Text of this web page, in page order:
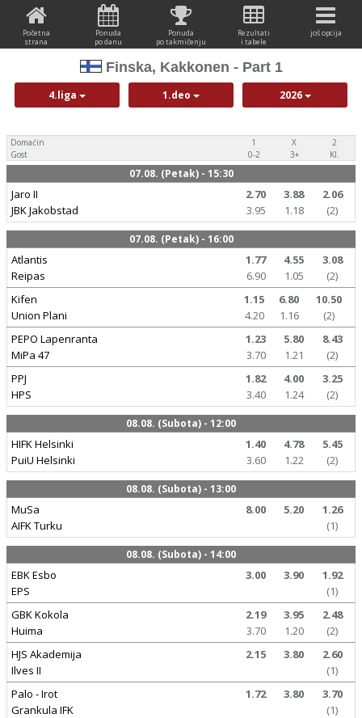
Početna
strana
Ponuda
po danu
Ponuda
po takmičenju
Rezultati
i tabele
još opcija
Finska, Kakkonen - Part 1
4.liga 1.deo 2026
Domaćin
Gost
1 X
2
0-2
3+ Kl.
07.08. (Petak) - 15:30
Jaro II
JBK Jakobstad
2.70 3.88
2.06
3.95
1.18 (2)
07.08. (Petak) - 16:00
Atlantis
Reipas
1.77 4.55
3.08
6.90
1.05
(2)
Kifen
Union Plani
1.15 6.80
10.50
4.20
1.16
(2)
PEPO Lapenranta
MiPa 47
1.23 5.80
8.43
3.70
1.21
(2)
PPJ
HPS
1.82 4.00
3.25
3.40
1.24 (2)
08.08. (Subota) - 12:00
HIFK Helsinki
PuiU Helsinki
1.40 4.78
5.45
3.60
1.22 (2)
08.08. (Subota) - 13:00
MuSa
AIFK Turku
8.00 5.20
1.26
(1)
08.08. (Subota) - 14:00
EBK Esbo
EPS
3.00 3.90
1.92
(1)
GBK Kokola
Huima
2.19 3.95
2.48
3.70
1.20
(2)
HJS Akademija
Ilves II
2.15 3.80
2.60
(1)
Palo - Irot
Grankula IFK
1.72 3.80
3.70
(1)